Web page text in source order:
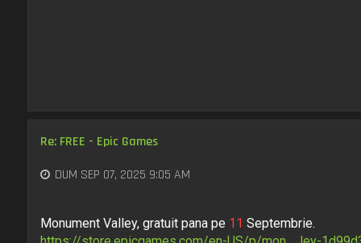
Re: FREE - Epic Games
DUM SEP 07, 2025 9:05 AM
Monument Valley, gratuit pana pe 11 Septembrie.